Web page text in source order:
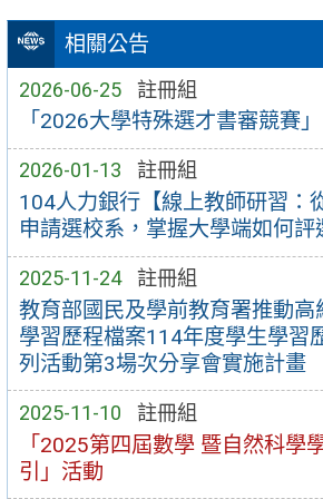
相關公告
2026-06-25 註冊組
「2026大學特殊選才書審競賽」
2026-01-13 註冊組
104人力銀行【線上教師研習：
申請選校系，掌握大學端如何評
2025-11-24 註冊組
教育部國民及學前教育署推動高
學習歷程檔案114年度學生學習
列活動第3場次分享會實施計畫
2025-11-10 註冊組
「2025第四屆數學 暨自然科學
引」活動